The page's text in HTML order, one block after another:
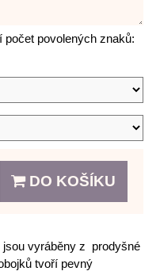
počet povolených znaků:
DO KOŠÍKU
jsou vyráběny z prodyšné
tvoří pevný